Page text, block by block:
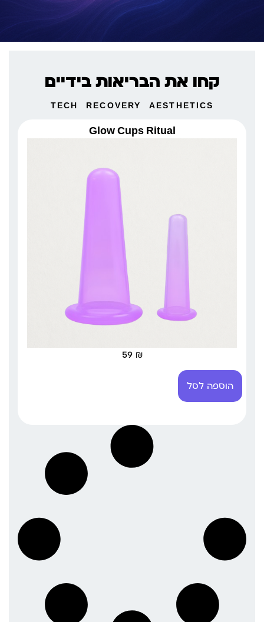
קחו את הבריאות בידיים
AESTHETICS
RECOVERY
TECH
Glow Cups Ritual
59 ₪
הוספה לסל